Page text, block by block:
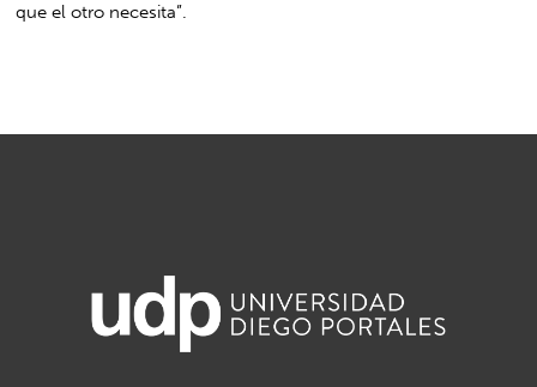
que el otro necesita”.